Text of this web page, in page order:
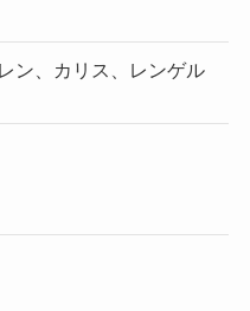
ン、カリス、レンゲル